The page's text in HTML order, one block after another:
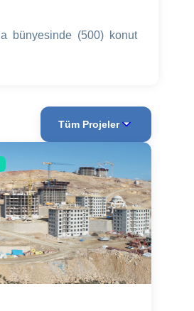
bünyesinde (500) konut
Tüm Projeler